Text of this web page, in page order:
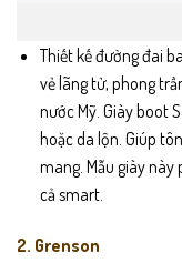
Thiết kế đường đai
vẻ lãng tử, phong
nước Mỹ. Giày boot
hoặc da lộn. Giúp
mang. Mẫu giày
cả smart.
2. Grenson